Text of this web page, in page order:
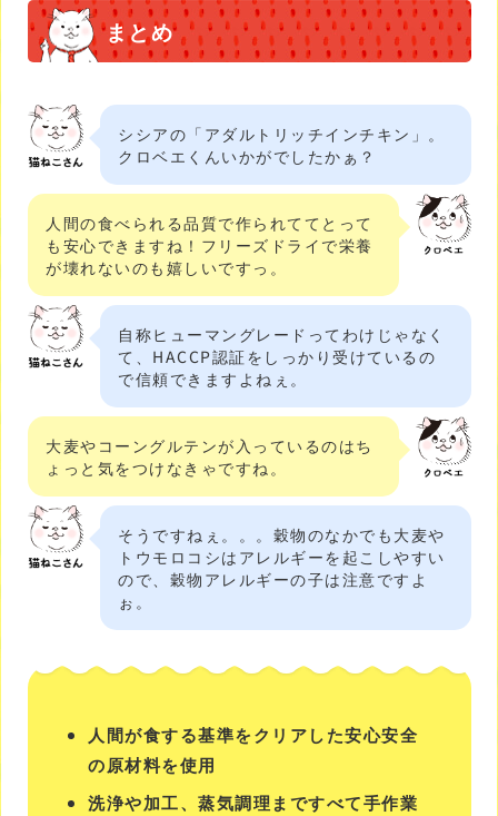
まとめ
シシアの「アダルトリッチインチキン」。
クロベエくんいかがでしたかぁ？
人間の食べられる品質で作られててとって
も安心できますね！フリーズドライで栄養
が壊れないのも嬉しいですっ。
自称ヒューマングレードってわけじゃなく
て、HACCP認証をしっかり受けているの
で信頼できますよねぇ。
大麦やコーングルテンが入っているのはち
ょっと気をつけなきゃですね。
そうですねぇ。。。穀物のなかでも大麦や
トウモロコシはアレルギーを起こしやすい
ので、穀物アレルギーの子は注意ですよ
ぉ。
人間が食する基準をクリアした安心安全
の原材料を使用
洗浄や加工、蒸気調理まですべて手作業